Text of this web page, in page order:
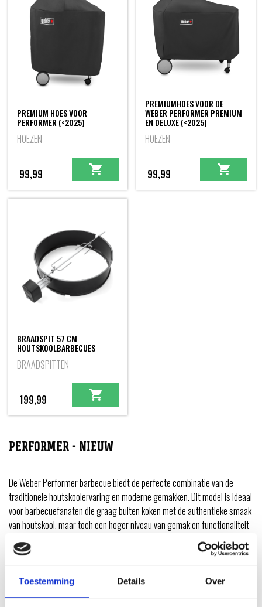
Toestemming Details Over
PREMIUM HOES VOOR
PERFORMER (<2025)
HOEZEN
99,99
PREMIUMHOES VOOR DE
WEBER PERFORMER PREMIUM
EN DELUXE (<2025)
HOEZEN
99,99
BRAADSPIT 57 CM
HOUTSKOOLBARBECUES
BRAADSPITTEN
199,99
PERFORMER - NIEUW
De Weber Performer barbecue biedt de perfecte combinatie van de
traditionele houtskoolervaring en moderne gemakken. Dit model is ideaal
voor barbecuefanaten die graag buiten koken met de authentieke smaak
van houtskool, maar toch een hoger niveau van gemak en functionaliteit
wensen. De Performer is uitgerust met een ruim werkblad dat het
eenvoudig maakt om je gerechten te bereiden en je grillaccessoires bij
de hand te houden.
Voor wie nog meer comfort zoekt, biedt de Weber Performer Premium